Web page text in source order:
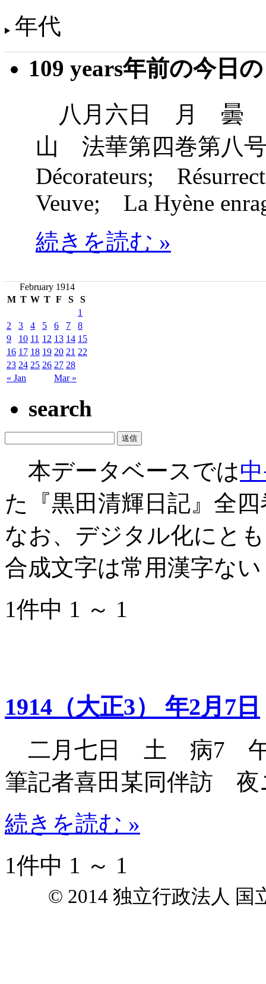
年代
109 years年前の今日
八月六日 月 曇
山 法華第四巻第八
Décorateurs;
Veuve; La Hyène
続きを読む »
February 1914
M T W T F S S
« Jan Mar »
1
2
3 4 5 6 7
8
9
10 11 12 13 14 15
16 17 18 19 20 21 22
23 24 25 26 27 28
search
本データベースでは
た『黒田清輝日記』全
なお、デジタル化にと
合成文字は常用漢字な
1件中 1 ～ 1
1914（大正3） 年2月7日
二月七日 土 病7 午
筆記者喜田某同伴訪 夜
続きを読む »
1件中 1 ～ 1
© 2014 独立行政法人 国